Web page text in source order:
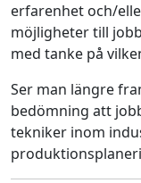
erfarenhet och/
möjligheter till
med tanke på
Ser man längre
bedömning att
tekniker inom